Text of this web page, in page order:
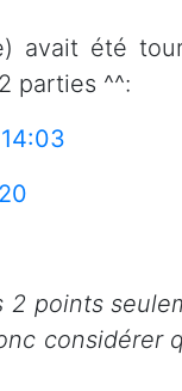
avait été
parties ^^:
points
considérer